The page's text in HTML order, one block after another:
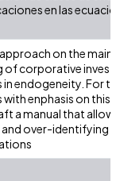
en las
on the main
of corporative
in endogeneity. For
enphasis on this
a manual that
over-identifying